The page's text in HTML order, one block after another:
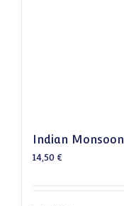
Indian Monsoon
14,50 €